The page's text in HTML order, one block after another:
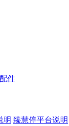
件
明 臻慧停平台说明